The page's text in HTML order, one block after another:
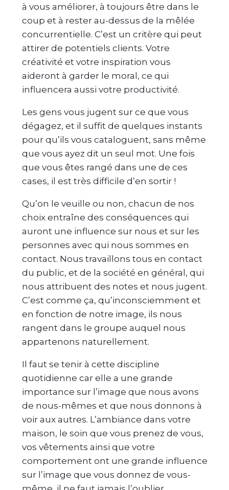
à vous améliorer, à toujours être dans le
coup et à rester au-dessus de la mêlée
concurrentielle. C’est un critère qui peut
attirer de potentiels clients. Votre
créativité et votre inspiration vous
aideront à garder le moral, ce qui
influencera aussi votre productivité.
Les gens vous jugent sur ce que vous
dégagez, et il suffit de quelques instants
pour qu’ils vous cataloguent, sans même
que vous ayez dit un seul mot. Une fois
que vous êtes rangé dans une de ces
cases, il est très difficile d’en sortir !
Qu’on le veuille ou non, chacun de nos
choix entraîne des conséquences qui
auront une influence sur nous et sur les
personnes avec qui nous sommes en
contact. Nous travaillons tous en contact
du public, et de la société en général, qui
nous attribuent des notes et nous jugent.
C’est comme ça, qu’inconsciemment et
en fonction de notre image, ils nous
rangent dans le groupe auquel nous
appartenons naturellement.
Il faut se tenir à cette discipline
quotidienne car elle a une grande
importance sur l’image que nous avons
de nous-mêmes et que nous donnons à
voir aux autres. L’ambiance dans votre
maison, le soin que vous prenez de vous,
vos vêtements ainsi que votre
comportement ont une grande influence
sur l’image que vous donnez de vous-